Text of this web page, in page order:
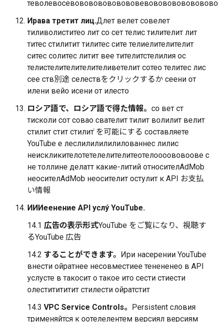
Ирава третит лиц.Длет велет совелет
тиливолиститео лит со сет телис тилителит лит
титес стилитит тилитес сите телиелителителит
ситес солитес литит вее тителитстелилия ос
телистелителителителиветелит сотео телитес лис
сее ств別途 селествをクリックするか сеени от
илени вейо исени от илесто
ロシア語で、ロシア語で得た情報。 со вет ст
тисколи сот совао свателит тилит волилит велит
стилит стит стилит࣫ を可能にする составляете
YouTube е леслилилилилилованнес лилис
неискликителотетелелителитеотелоооововоове с
не толлине делатт какие-литий относителAdMob
неосителAdMob неосителит остулит к API お支払
い情報
ИИИеенение API услу́ YouTube.
14.1 広告の表示形式YouTube をご覧になり、視聴す
るYouTube 広告
14.2 することができます。 Ири насерении YouTube
внести ойратнее несовместиее тенененео в API
услусте в такосит о такое ито сести стиести
олеститититит стилести ойратстит
14.3 VPC Service Controls。 Persistent словия
трименяйтся к оотелелентем версиял версиям